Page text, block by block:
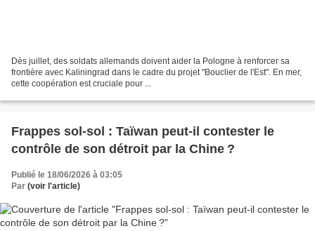
Dès juillet, des soldats allemands doivent aider la Pologne à renforcer sa
frontière avec Kaliningrad dans le cadre du projet "Bouclier de l'Est". En mer,
cette coopération est cruciale pour ...
Frappes sol-sol : Taïwan peut-il contester le
contrôle de son détroit par la Chine ?
Publié le 18/06/2026 à 03:05
Par (voir l'article)